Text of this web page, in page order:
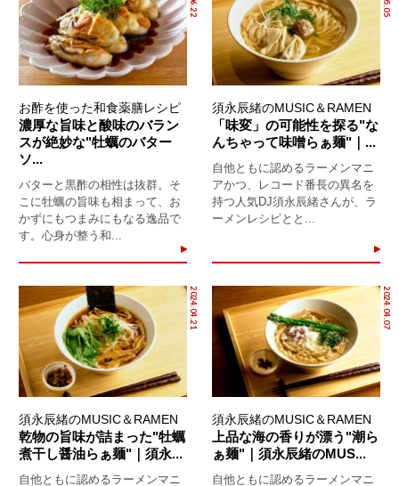
お酢を使った和食薬膳レシピ
濃厚な旨味と酸味のバラン
スが絶妙な"牡蠣のバター
ソ...
バターと黒酢の相性は抜群。そ
こに牡蠣の旨味も相まって、お
かずにもつまみにもなる逸品で
す。心身が整う和...
須永辰緒のMUSIC＆RAMEN
「味変」の可能性を探る"な
んちゃって味噌らぁ麺"｜...
自他ともに認めるラーメンマニ
アかつ、レコード番長の異名を
持つ人気DJ須永辰緒さんが、ラ
ーメンレシピとと...
2024.04.21
須永辰緒のMUSIC＆RAMEN
乾物の旨味が詰まった"牡蠣
煮干し醤油らぁ麺"｜須永...
自他ともに認めるラーメンマニ
2024.04.07
須永辰緒のMUSIC＆RAMEN
上品な海の香りが漂う"潮ら
ぁ麺"｜須永辰緒のMUS...
自他ともに認めるラーメンマニ